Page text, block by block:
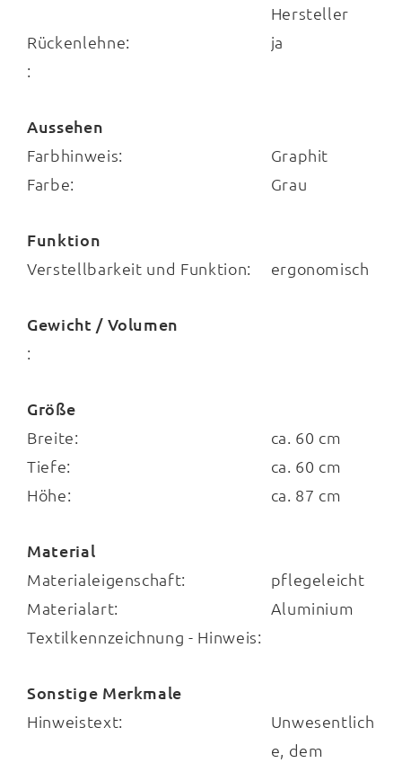
Hersteller
Rückenlehne:
ja
:
Aussehen
Farbhinweis:
Graphit
Farbe:
Grau
Funktion
Verstellbarkeit und Funktion:
ergonomisch
Gewicht / Volumen
:
Größe
Breite:
ca. 60 cm
Tiefe:
ca. 60 cm
Höhe:
ca. 87 cm
Material
Materialeigenschaft:
pflegeleicht
Materialart:
Aluminium
Textilkennzeichnung - Hinweis:
Sonstige Merkmale
Hinweistext:
Unwesentlich
e, dem